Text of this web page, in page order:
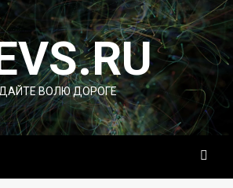
ДАЙТЕ ВОЛЮ ДОРОГЕ